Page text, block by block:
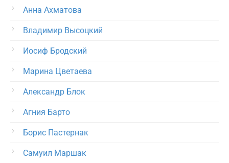
Анна Ахматова
Владимир Высоцкий
Иосиф Бродский
Марина Цветаева
Александр Блок
Агния Барто
Борис Пастернак
Самуил Маршак